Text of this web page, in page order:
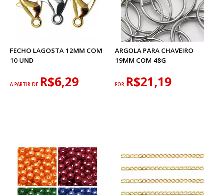
FECHO LAGOSTA 12MM COM
10 UND
A PARTIR DE R$6,29
ARGOLA PARA CHAVEIRO
19MM COM 48G
POR R$21,19